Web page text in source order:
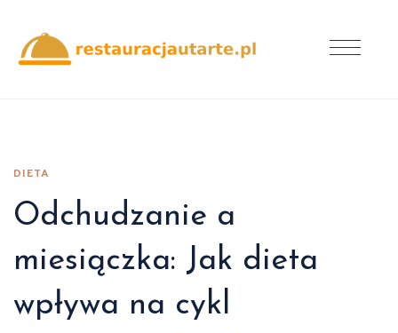
DIETA
Odchudzanie a
miesiączka: Jak dieta
wpływa na cykl